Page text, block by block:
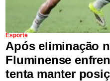
Esporte
Após eliminação
Fluminense
tenta manter